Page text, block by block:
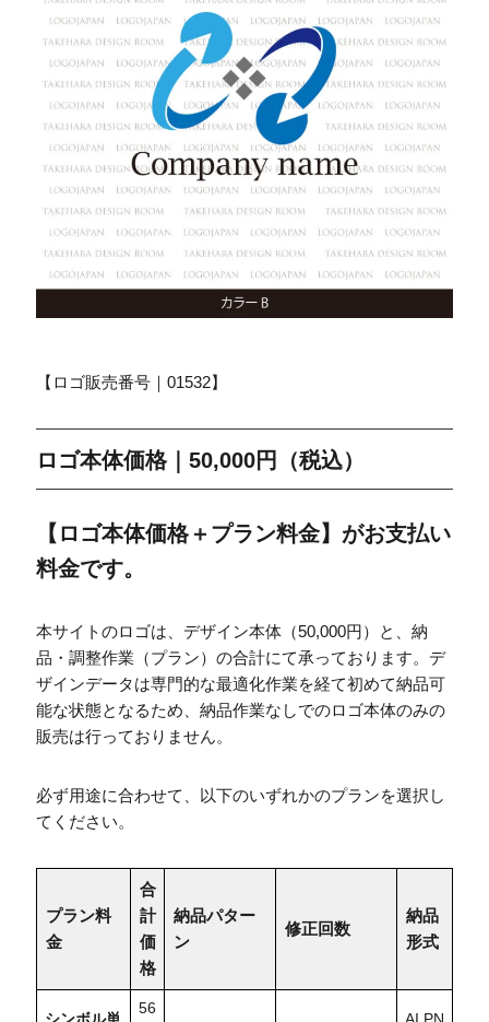
【ロゴ販売番号｜01532】
ロゴ本体価格｜50,000円（税込）
【ロゴ本体価格＋プラン料金】がお支払い
料金です。
本サイトのロゴは、デザイン本体（50,000円）と、納
品・調整作業（プラン）の合計にて承っております。デ
ザインデータは専門的な最適化作業を経て初めて納品可
能な状態となるため、納品作業なしでのロゴ本体のみの
販売は行っておりません。
必ず用途に合わせて、以下のいずれかのプランを選択し
てください。
プラン料
金
合
計
価
格
納品パター
ン
修正回数
納品
形式
56